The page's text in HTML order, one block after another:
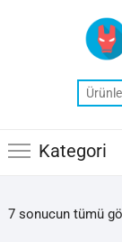
Kategori
7 sonucun tümü